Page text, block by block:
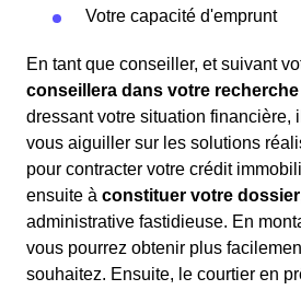
Votre capacité d'emprunt
En tant que conseiller, et suivant
conseillera dans votre
dressant votre situation financière,
vous aiguiller sur les solutions
pour contracter votre crédit
ensuite à constituer votre dossier
administrative fastidieuse. En
vous pourrez obtenir plus
souhaitez. Ensuite, le courtier en